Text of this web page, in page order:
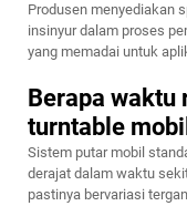
Produsen menyediakan
insinyur dalam proses
yang memadai untuk
Berapa waktu
turntable
Sistem putar mobil
derajat dalam waktu
pastinya bervariasi